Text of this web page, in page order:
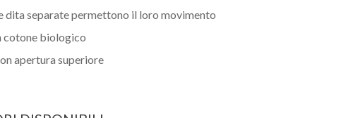
dita separate permettono il loro movimento
cotone biologico
apertura superiore